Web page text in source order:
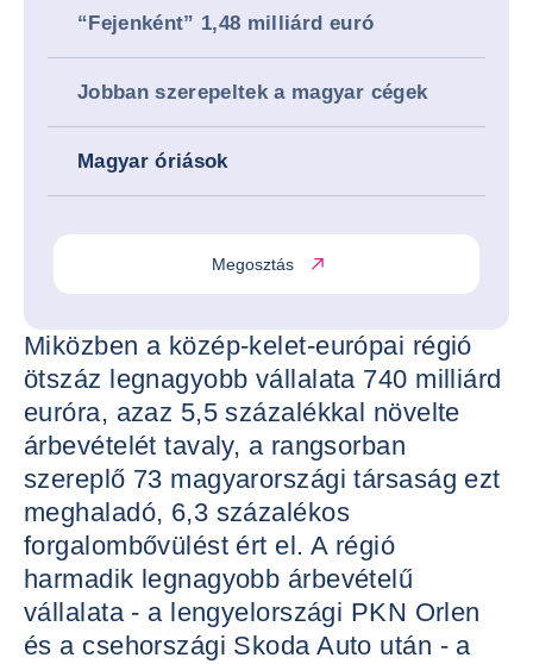
“Fejenként” 1,48 milliárd euró
Jobban szerepeltek a magyar cégek
Magyar óriások
Megosztás
Miközben a közép-kelet-európai régió
ötszáz legnagyobb vállalata 740 milliárd
euróra, azaz 5,5 százalékkal növelte
árbevételét tavaly, a rangsorban
szereplő 73 magyarországi társaság ezt
meghaladó, 6,3 százalékos
forgalombővülést ért el. A régió
harmadik legnagyobb árbevételű
vállalata - a lengyelországi PKN Orlen
és a csehországi Skoda Auto után - a